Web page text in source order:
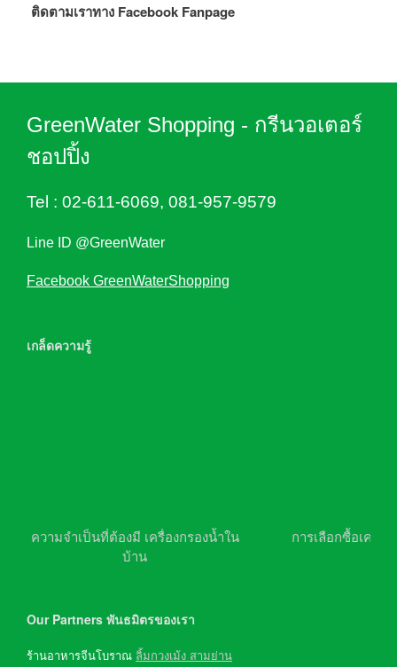
ติดตามเราทาง Facebook Fanpage
GreenWater Shopping - กรีนวอเตอร์
ชอปปิ้ง
Tel : 02-611-6069, 081-957-9579
Line ID @GreenWater
Facebook GreenWaterShopping
เกล็ดความรู้
ความจำเป็นที่ต้องมี เครื่องกรองน้ำใน
บ้าน
การเลือกซื้อเครื่อ
Our Partners พันธมิตรของเรา
ร้านอาหารจีนโบราณ ลิ้มกวงเม้ง สามย่าน